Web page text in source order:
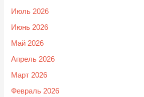
Июль 2026
Июнь 2026
Май 2026
Апрель 2026
Март 2026
Февраль 2026